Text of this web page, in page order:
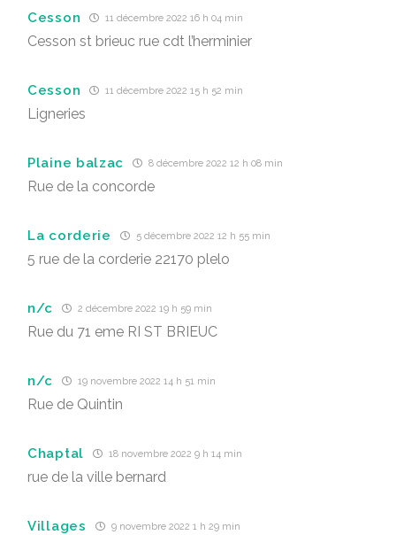
Cesson 11 décembre 2022 16 h 04 min
Cesson st brieuc rue cdt l’herminier
Cesson 11 décembre 2022 15 h 52 min
Ligneries
Plaine balzac 8 décembre 2022 12 h 08 min
Rue de la concorde
La corderie 5 décembre 2022 12 h 55 min
5 rue de la corderie 22170 plelo
n/c 2 décembre 2022 19 h 59 min
Rue du 71 eme RI ST BRIEUC
n/c 19 novembre 2022 14 h 51 min
Rue de Quintin
Chaptal 18 novembre 2022 9 h 14 min
rue de la ville bernard
Villages 9 novembre 2022 1 h 29 min